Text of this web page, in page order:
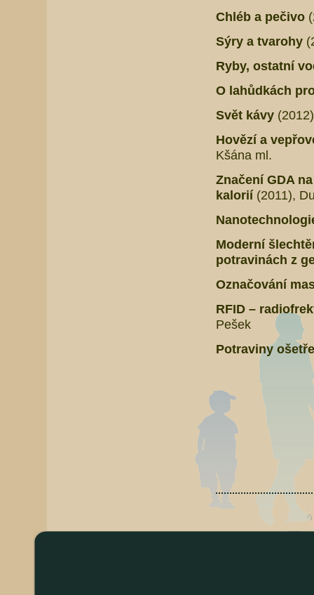
Chléb a pečivo
Sýry a tvarohy
Ryby, ostatní
O lahůdkách
Svět kávy
Hovězí a
Kšána ml.
Značení GDA
kalorií(2011),
Moderní
potravinách z
Označování
RFID –
Pešek
Potraviny